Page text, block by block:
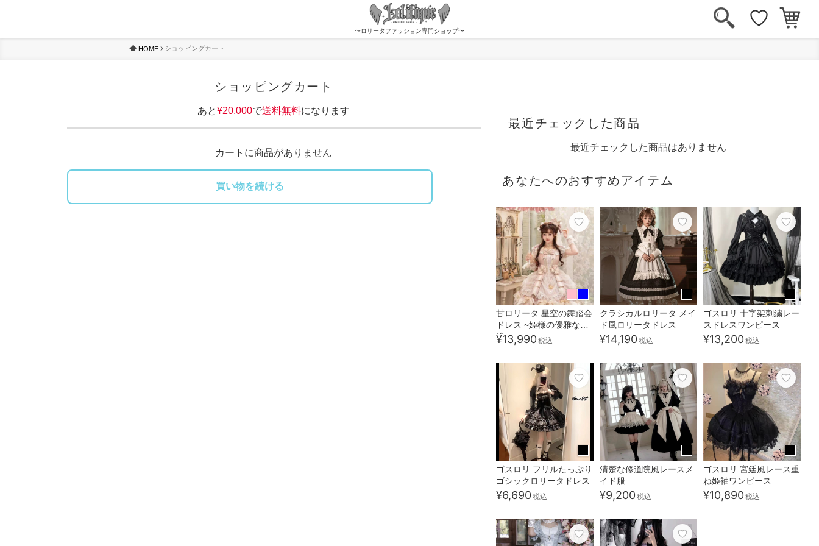
〜ロリータファッション専門ショップ〜
HOME ショッピングカート
ショッピングカート
あと¥20,000で送料無料になります
カートに商品がありません
買い物を続ける
最近チェックした商品
最近チェックした商品はありません
あなたへのおすすめアイテム
甘ロリータ 星空の舞踏会
ドレス ~姫様の優雅な午
後~
¥13,990税込
クラシカルロリータ メイ
ド風ロリータドレス
¥14,190税込
ゴスロリ 十字架刺繍レー
スドレスワンピース
¥13,200税込
ゴスロリ フリルたっぷり
ゴシックロリータドレス
¥6,690税込
清楚な修道院風レースメ
イド服
¥9,200税込
ゴスロリ 宮廷風レース重
ね姫袖ワンピース
¥10,890税込